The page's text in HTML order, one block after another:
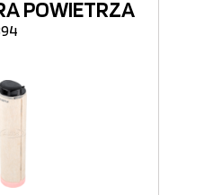
POWIETRZA